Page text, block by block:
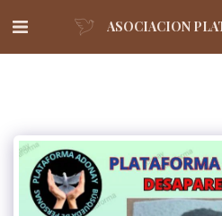
ASOCIACION